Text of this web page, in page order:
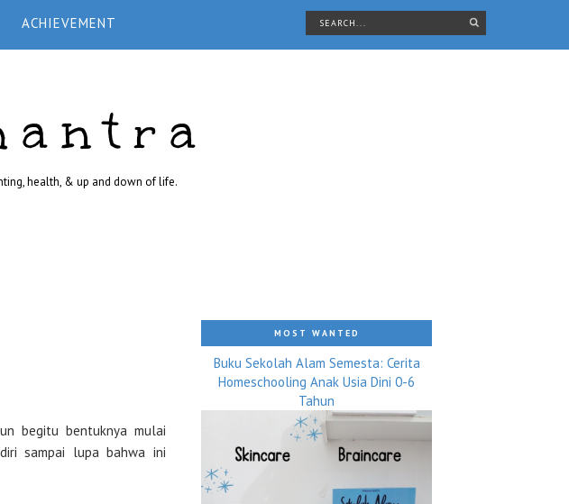
ACHIEVEMENT
health, & up and down of life.
begitu bentuknya mulai
sampai lupa bahwa ini
MOST WANTED
Buku Sekolah Alam Semesta: Cerita
Homeschooling Anak Usia Dini 0-6
Tahun